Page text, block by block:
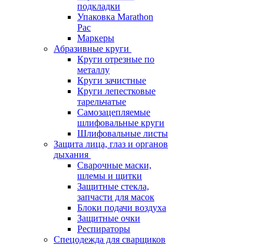
подкладки
Упаковка Marathon
Pac
Маркеры
Абразивные круги
Круги отрезные по
металлу
Круги зачистные
Круги лепестковые
тарельчатые
Самозацепляемые
шлифовальные круги
Шлифовальные листы
Защита лица, глаз и органов
дыхания
Сварочные маски,
шлемы и щитки
Защитные стекла,
запчасти для масок
Блоки подачи воздуха
Защитные очки
Респираторы
Спецодежда для сварщиков